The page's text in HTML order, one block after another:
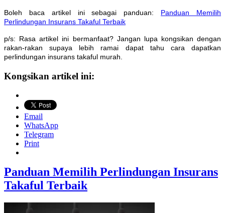
Boleh baca artikel ini sebagai panduan: Panduan Memilih
Perlindungan Insurans Takaful Terbaik
p/s: Rasa artikel ini bermanfaat? Jangan lupa kongsikan dengan
rakan-rakan supaya lebih ramai dapat tahu cara dapatkan
perlindungan insurans takaful murah.
Kongsikan artikel ini:
Email
WhatsApp
Telegram
Print
Panduan Memilih Perlindungan Insurans
Takaful Terbaik